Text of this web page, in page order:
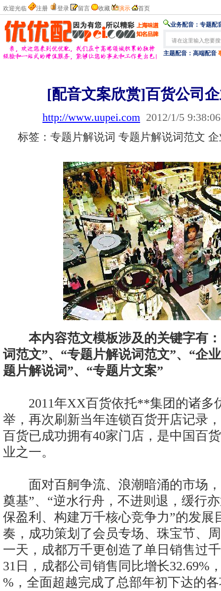
欢迎光临 注册 登录 留言 收藏 演示 首页
业务配音： 专题配
主题配音： 高端配音
[配音文案欣赏]百货公司
http://www.uupei.com 2012/1/5 9:38:06
标签：专题片解说词 专题片解说词范文
本内容范文模板涉及的关键字有
词范文”、“专题片解说词范文”、“企
题片解说词”、“专题片文案”
2011年XX百货依托**集团的诸多
举，再次刷新当年连锁百货开店记录
百货已成功拥有40家门店，是中国百
业之一。
面对百舸争流、浪潮暗涌的市场，
奠基”、“逆水行舟，不进则退，缓行
保盈利、构建万千核心竞争力”的发展
奏，成功策划了会员专场、珠宝节、
一天，成都万千更创造了单日销售过
31日，成都公司销售同比增长32.69%
%，全面超越完成了总部年初下达的